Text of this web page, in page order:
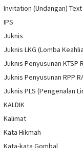
Invitation (Undangan) Text
IPS
Juknis
Juknis LKG (Lomba
Juknis Penyusunan KTSP
Juknis Penyusunan RPP
Juknis PLS (Pengenalan
KALDIK
Kalimat
Kata Hikmah
Kata-kata Gombal